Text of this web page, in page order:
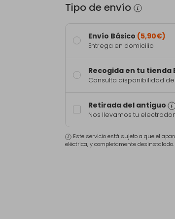
Tipo de envío
Envío Básico (5,90€)
Entrega en domicilio
Recogida en tu tienda
Consulta disponibilidad
Retirada del antiguo
Nos llevamos tu
Este servicio está sujeto a que el
eléctrica, y completamente desinstalado.